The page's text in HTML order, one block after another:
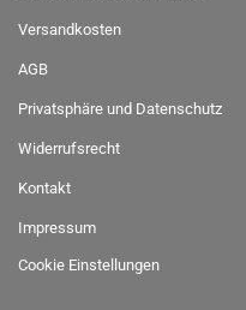
Versandkosten
AGB
Privatsphäre und Datenschutz
Widerrufsrecht
Kontakt
Impressum
Cookie Einstellungen